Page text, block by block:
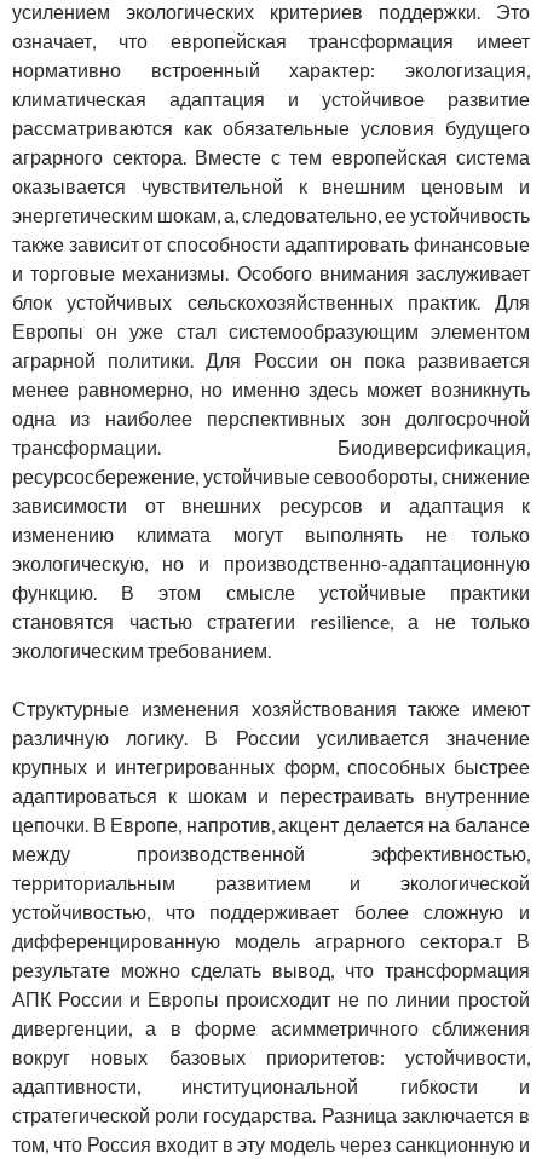
усилением экологических критериев поддержки. Это
означает, что европейская трансформация имеет
нормативно встроенный характер: экологизация,
климатическая адаптация и устойчивое развитие
рассматриваются как обязательные условия будущего
аграрного сектора. Вместе с тем европейская система
оказывается чувствительной к внешним ценовым и
энергетическим шокам, а, следовательно, ее устойчивость
также зависит от способности адаптировать финансовые
и торговые механизмы. Особого внимания заслуживает
блок устойчивых сельскохозяйственных практик. Для
Европы он уже стал системообразующим элементом
аграрной политики. Для России он пока развивается
менее равномерно, но именно здесь может возникнуть
одна из наиболее перспективных зон долгосрочной
трансформации. Биодиверсификация,
ресурсосбережение, устойчивые севообороты, снижение
зависимости от внешних ресурсов и адаптация к
изменению климата могут выполнять не только
экологическую, но и производственно-адаптационную
функцию. В этом смысле устойчивые практики
становятся частью стратегии resilience, а не только
экологическим требованием.
Структурные изменения хозяйствования также имеют
различную логику. В России усиливается значение
крупных и интегрированных форм, способных быстрее
адаптироваться к шокам и перестраивать внутренние
цепочки. В Европе, напротив, акцент делается на балансе
между производственной эффективностью,
территориальным развитием и экологической
устойчивостью, что поддерживает более сложную и
дифференцированную модель аграрного сектора.т В
результате можно сделать вывод, что трансформация
АПК России и Европы происходит не по линии простой
дивергенции, а в форме асимметричного сближения
вокруг новых базовых приоритетов: устойчивости,
адаптивности, институциональной гибкости и
стратегической роли государства. Разница заключается в
том, что Россия входит в эту модель через санкционную и